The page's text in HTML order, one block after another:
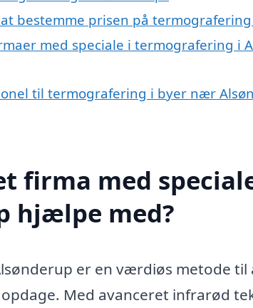
bestemme prisen på
med speciale i termografering i
til termografering i byer nær
firma med
hjælpe med?
er en værdiøs metode
Med avanceret infrarød